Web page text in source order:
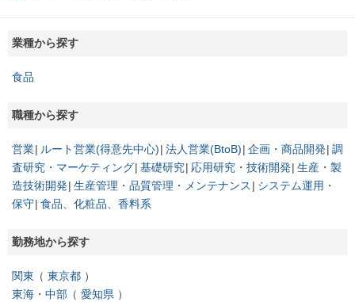
業種から探す
食品
職種から探す
営業 ルート営業(得意先中心) 法人営業(BtoB) 企画・商品開発 調
査研究・マーケティング 基礎研究 応用研究・技術開発 生産・製
造技術開発 生産管理・品質管理・メンテナンス
システム運用・
保守 食品、化粧品、香料系
勤務地から探す
関東
東京都
東海・中部
愛知県